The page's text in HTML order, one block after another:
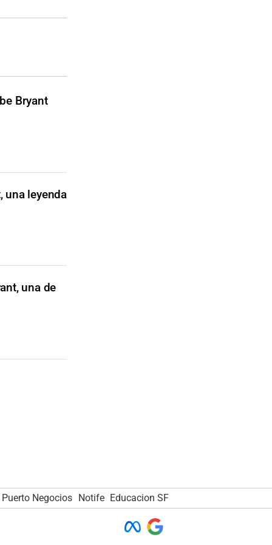
Bryant
una leyenda
una de
Puerto Negocios Notife Educacion SF